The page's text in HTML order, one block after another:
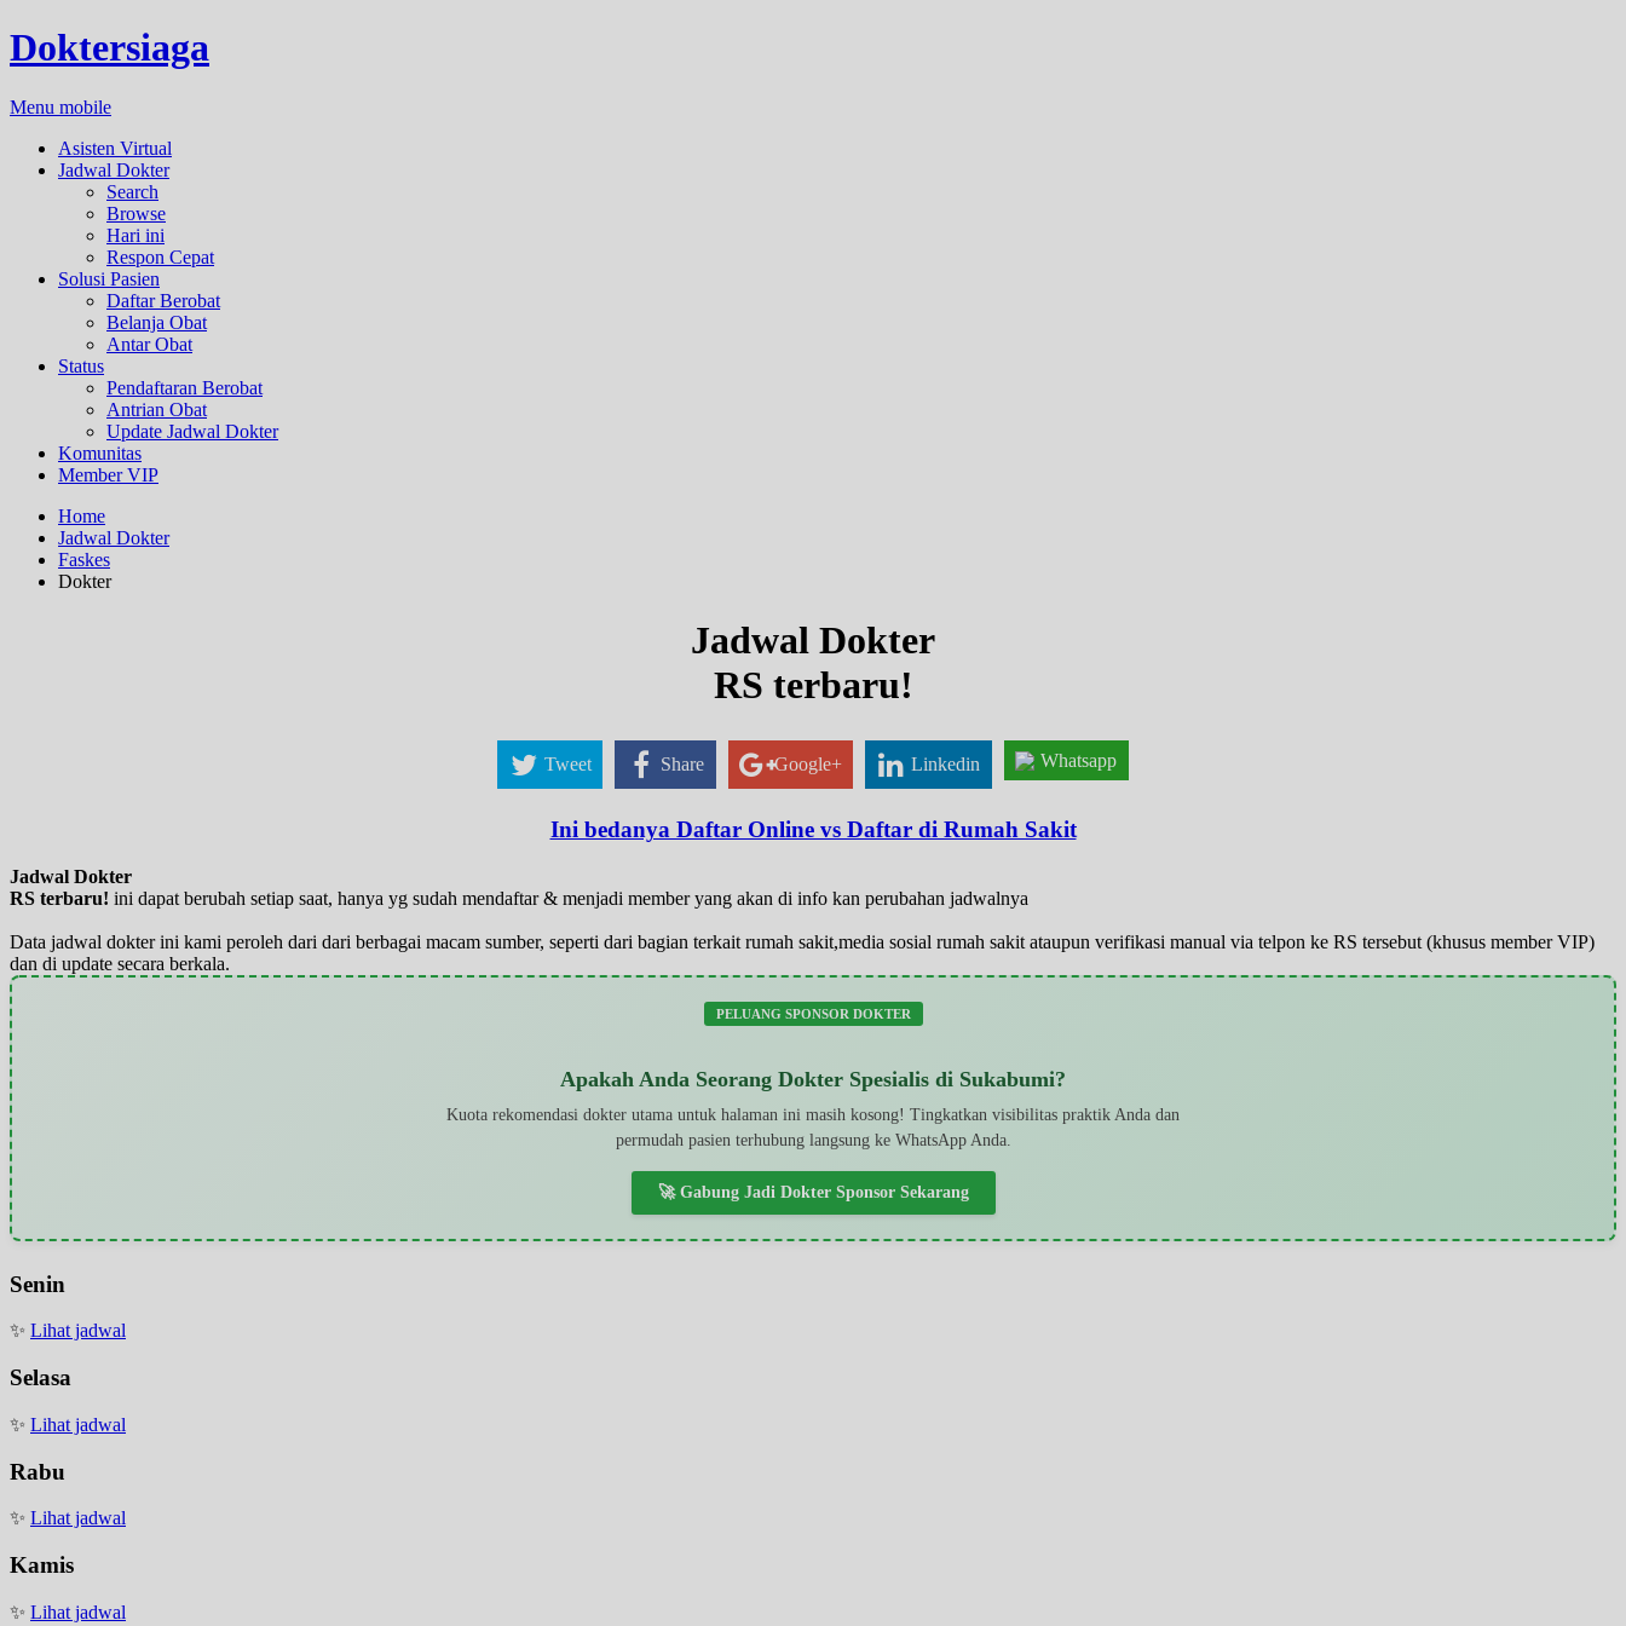
Doktersiaga
Menu mobile
Asisten Virtual
Jadwal Dokter
Search
Browse
Hari ini
Respon Cepat
Solusi Pasien
Daftar Berobat
Belanja Obat
Antar Obat
Status
Pendaftaran Berobat
Antrian Obat
Update Jadwal Dokter
Komunitas
Member VIP
Home
Jadwal Dokter
Faskes
Dokter
Jadwal Dokter
RS terbaru!
Tweet Share Google+ Linkedin Whatsapp
Ini bedanya Daftar Online vs Daftar di Rumah Sakit
Jadwal Dokter
RS terbaru! ini dapat berubah setiap saat, hanya yg sudah mendaftar & menjadi member yang akan di info kan perubahan jadwalnya
Data jadwal dokter ini kami peroleh dari dari berbagai macam sumber, seperti dari bagian terkait rumah sakit,media sosial rumah sakit ataupun verifikasi manual via telpon ke RS tersebut (khusus member VIP)
dan di update secara berkala.
PELUANG SPONSOR DOKTER
Apakah Anda Seorang Dokter Spesialis di Sukabumi?
Kuota rekomendasi dokter utama untuk halaman ini masih kosong! Tingkatkan visibilitas praktik Anda dan
permudah pasien terhubung langsung ke WhatsApp Anda.
🚀 Gabung Jadi Dokter Sponsor Sekarang
Senin
✨ Lihat jadwal
Selasa
✨ Lihat jadwal
Rabu
✨ Lihat jadwal
Kamis
✨ Lihat jadwal